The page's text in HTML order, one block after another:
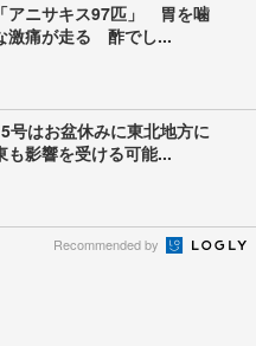
アニサキス97匹」 胃を噛
激痛が走る 酢でし...
号はお盆休みに東北地方に
影響を受ける可能...
Recommended by